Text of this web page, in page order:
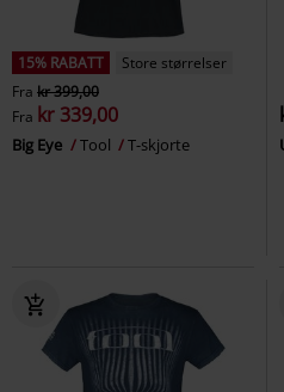
15% RABATT
Store størrelser
Fra kr 399,00
Fra kr 339,00
Big Eye Tool T-skjorte